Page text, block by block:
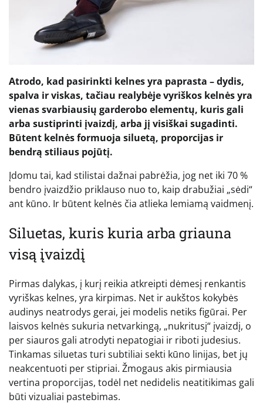
Atrodo, kad pasirinkti kelnes yra paprasta – dydis,
spalva ir viskas, tačiau realybėje vyriškos kelnės yra
vienas svarbiausių garderobo elementų, kuris gali
arba sustiprinti įvaizdį, arba jį visiškai sugadinti.
Būtent kelnės formuoja siluetą, proporcijas ir
bendrą stiliaus pojūtį.
Įdomu tai, kad stilistai dažnai pabrėžia, jog net iki 70 %
bendro įvaizdžio priklauso nuo to, kaip drabužiai „sėdi“
ant kūno. Ir būtent kelnės čia atlieka lemiamą vaidmenį.
Siluetas, kuris kuria arba griauna
visą įvaizdį
Pirmas dalykas, į kurį reikia atkreipti dėmesį renkantis
vyriškas kelnes, yra kirpimas. Net ir aukštos kokybės
audinys neatrodys gerai, jei modelis netiks figūrai. Per
laisvos kelnės sukuria netvarkingą, „nukritusį“ įvaizdį, o
per siauros gali atrodyti nepatogiai ir riboti judesius.
Tinkamas siluetas turi subtiliai sekti kūno linijas, bet jų
neakcentuoti per stipriai. Žmogaus akis pirmiausia
vertina proporcijas, todėl net nedidelis neatitikimas gali
būti vizualiai pastebimas.